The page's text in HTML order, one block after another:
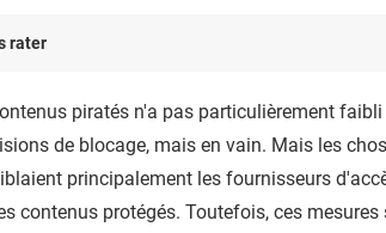
rater
piratés n'a pas particulièrement
de blocage, mais en vain. Mais les
principalement les fournisseurs
contenus protégés. Toutefois, ces mesures